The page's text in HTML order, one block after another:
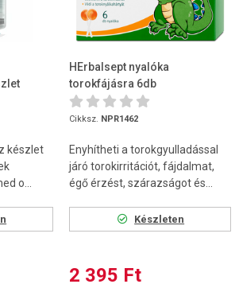
készlet
o...
HErbalsept nyalóka
torokfájásra 6db
Cikksz. NPR1462
Enyhítheti a torokgyulladással
járó torokirritációt, fájdalmat,
égő érzést, szárazságot és...
Készleten
2 395 Ft